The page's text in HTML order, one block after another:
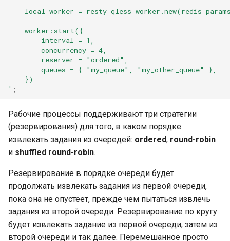
wasm-wasmtime
webp
xslt
xss
zip
local worker =
    worker:start({
        interval = 1,
        concurrency = 4,
        reserver = "ordered",
        queues = { "my_queue", "my_other_queue" },
    })
' ;
Рабочие процессы поддерживают три стратегии
(резервирования) для того, в каком порядке
извлекать задания из очередей: ordered, round-robin
и shuffled round-robin.
Резервирование в порядке очереди будет
продолжать извлекать задания из первой очереди,
пока она не опустеет, прежде чем пытаться извлечь
задания из второй очереди. Резервирование по кругу
будет извлекать задание из первой очереди, затем из
второй очереди и так далее. Перемешанное просто